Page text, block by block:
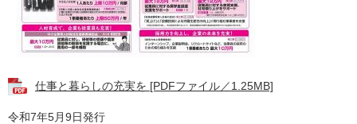
仕事と暮らしの充実を [PDFファイル／1.25MB]
令和7年5月9日発行